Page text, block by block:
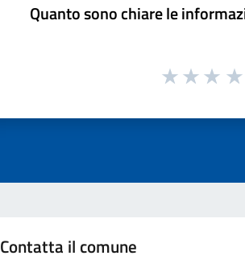
Quanto sono chiare le
Contatta il comune